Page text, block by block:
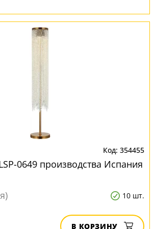
354455
0649 производства Испания
10 шт.
В КОРЗИНУ